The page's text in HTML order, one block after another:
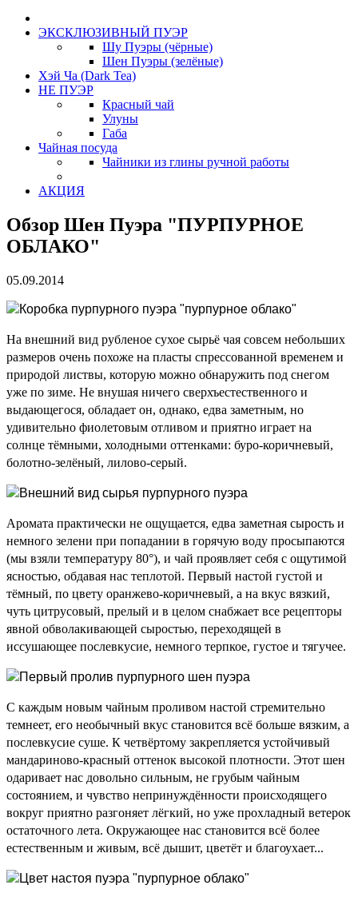
ЭКСКЛЮЗИВНЫЙ ПУЭР
Шу Пуэры (чёрные)
Шен Пуэры (зелёные)
Хэй Ча (Dark Tea)
НЕ ПУЭР
Красный чай
Улуны
Габа
Чайная посуда
Чайники из глины ручной работы
АКЦИЯ
Обзор Шен Пуэра "ПУРПУРНОЕ
ОБЛАКО"
05.09.2014
На внешний вид рубленое сухое сырьё чая совсем небольших
размеров очень похоже на пласты спрессованной временем и
природой листвы, которую можно обнаружить под снегом
уже по зиме. Не внушая ничего сверхъестественного и
выдающегося, обладает он, однако, едва заметным, но
удивительно фиолетовым отливом и приятно играет на
солнце тёмными, холодными оттенками: буро-коричневый,
болотно-зелёный, лилово-серый.
Аромата практически не ощущается, едва заметная сырость и
немного зелени при попадании в горячую воду просыпаются
(мы взяли температуру 80°), и чай проявляет себя с ощутимой
ясностью, обдавая нас теплотой. Первый настой густой и
тёмный, по цвету оранжево-коричневый, а на вкус вязкий,
чуть цитрусовый, прелый и в целом снабжает все рецепторы
явной обволакивающей сыростью, переходящей в
иссушающее послевкусие, немного терпкое, густое и тягучее.
С каждым новым чайным проливом настой стремительно
темнеет, его необычный вкус становится всё больше вязким, а
послевкусие суше. К четвёртому закрепляется устойчивый
мандариново-красный оттенок высокой плотности. Этот шен
одаривает нас довольно сильным, не грубым чайным
состоянием, и чувство непринуждённости происходящего
вокруг приятно разгоняет лёгкий, но уже прохладный ветерок
остаточного лета. Окружающее нас становится всё более
естественным и живым, всё дышит, цветёт и благоухает...